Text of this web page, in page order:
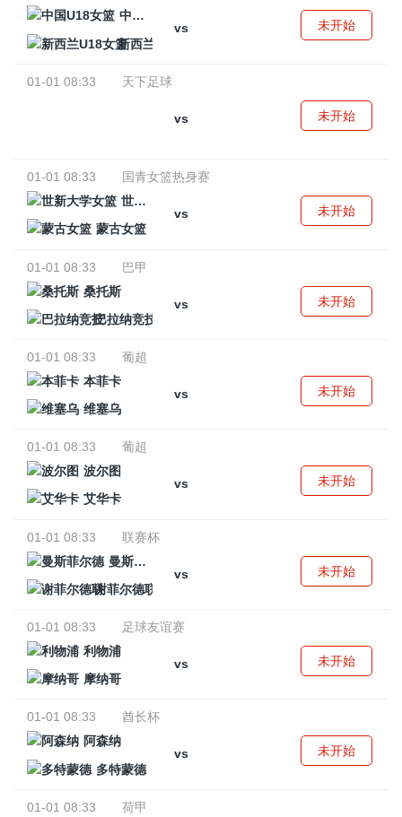
中国U18女篮
vs
新西兰U18女篮
未开始
01-01 08:33 天下足球
vs 未开始
01-01 08:33
国青女篮热身赛
世新大学女篮
vs
蒙古女篮
未开始
01-01 08:33
巴甲
桑托斯
vs
巴拉纳竞技
未开始
01-01 08:33
葡超
本菲卡
vs
维塞乌
未开始
01-01 08:33
葡超
波尔图
vs
艾华卡
未开始
01-01 08:33
联赛杯
曼斯菲尔德
vs
谢菲尔德联
未开始
01-01 08:33
足球友谊赛
利物浦
vs
摩纳哥
未开始
01-01 08:33
酋长杯
阿森纳
vs
多特蒙德
未开始
01-01 08:33
荷甲